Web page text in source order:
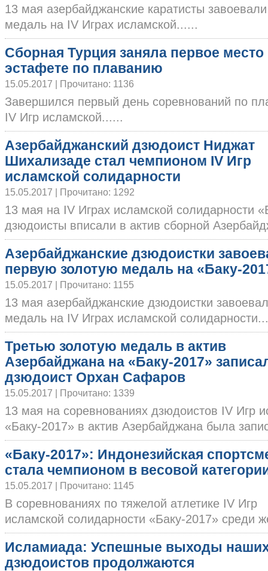
13 мая азербайджанские каратисты
медаль на IV Играх исламской......
Сборная Турция заняла первое место
эстафете по плаванию
15.05.2017 | Прочитано: 1136
Завершился первый день соревнований по
IV Игр исламской......
Азербайджанский дзюдоист Ниджат
Шихализаде стал чемпионом IV Игр
исламской солидарности
15.05.2017 | Прочитано: 1292
13 мая на IV Играх исламской солидарности
дзюдоисты вписали в актив сборной
Азербайджанские дзюдоистки
первую золотую медаль на «Баку-
15.05.2017 | Прочитано: 1155
13 мая азербайджанские дзюдоистки
медаль на IV Играх исламской
Третью золотую медаль в актив
Азербайджана на «Баку-2017»
дзюдоист Орхан Сафаров
15.05.2017 | Прочитано: 1339
13 мая на соревнованиях дзюдоистов IV Игр
«Баку-2017» в актив Азербайджана была
«Баку-2017»: Индонезийская
стала чемпионом в весовой
15.05.2017 | Прочитано: 1145
В соревнованиях по тяжелой атлетике IV Игр
исламской солидарности «Баку-2017» среди
Исламиада: Успешные выходы
дзюдоистов продолжаются